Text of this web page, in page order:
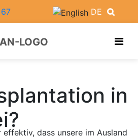
DE
in
effektiv, dass unsere im Ausland